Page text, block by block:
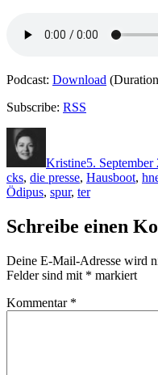
Podcast: Download
Subscribe: RSS
Kristine5. September
cks, die presse, Hausboot,
Ödipus, spur, ter
Schreibe einen
Deine E-Mail-Adresse wird
Felder sind mit * markiert
Kommentar *